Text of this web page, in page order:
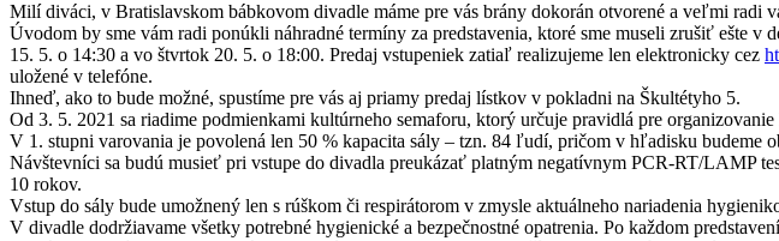
Milí diváci, v Bratislavskom bábkovom divadle máme pre vás brány dokorán otvorené a veľmi radi
Úvodom by sme vám radi ponúkli náhradné termíny za predstavenia, ktoré sme museli zrušiť ešte
15. 5. o 14:30 a vo štvrtok 20. 5. o 18:00. Predaj vstupeniek zatiaľ realizujeme len elektronicky cez
uložené v telefóne.
Ihneď, ako to bude možné, spustíme pre vás aj priamy predaj lístkov v pokladni na Škultétyho 5.
Od 3. 5. 2021 sa riadime podmienkami kultúrneho semaforu, ktorý určuje pravidlá pre
V 1. stupni varovania je povolená len 50 % kapacita sály – tzn. 84 ľudí, pričom v hľadisku budeme
Návštevníci sa budú musieť pri vstupe do divadla preukázať platným negatívnym PCR-RT/LAMP
10 rokov.
Vstup do sály bude umožnený len s rúškom či respirátorom v zmysle aktuálneho nariadenia
V divadle dodržiavame všetky potrebné hygienické a bezpečnostné opatrenia. Po každom